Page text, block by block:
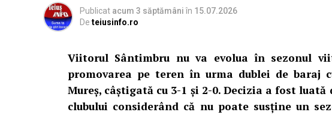
Publicat acum 3 săptămâni în 15.07.2026
De teiusinfo.ro
Viitorul Sântimbru nu va evolua în sezonul
promovarea pe teren în urma dublei de baraj
Mureș, câștigată cu 3-1 și 2-0. Decizia a fost
clubului considerând că nu poate susține un